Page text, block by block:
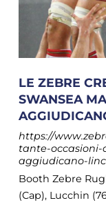
LE ZEBRE
SWANSEA
https://
tante-occasioni-
aggiudicano-
Booth Zebre
(Cap), Lucchin